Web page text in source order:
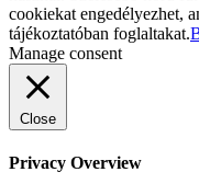
cookiekat engedélyezhet,
tájékoztatóban foglaltakat.
Manage consent
Close
Privacy Overview